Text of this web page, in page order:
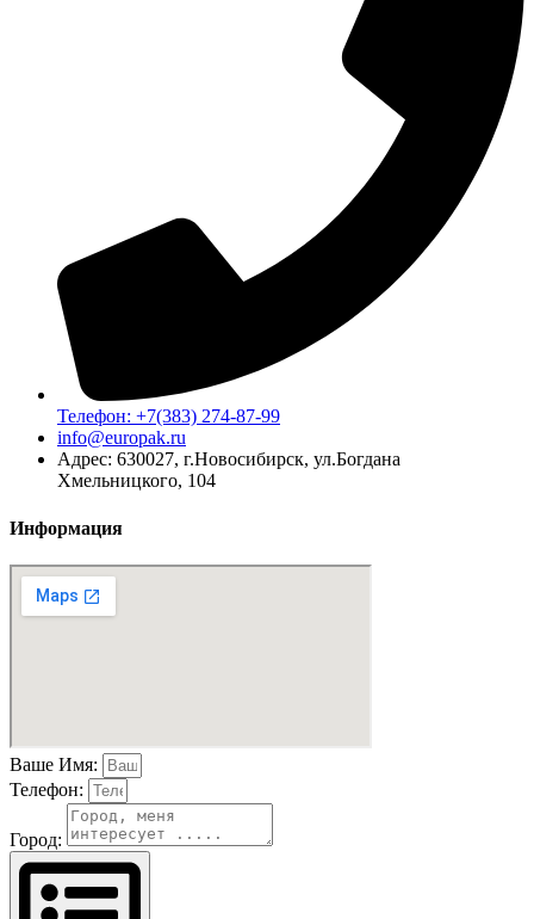
Телефон: +7(383) 274-87-99
info@europak.ru
Адрес: 630027, г.Новосибирск, ул.Богдана
Хмельницкого, 104
Информация
Ваше Имя:
Телефон:
Город: